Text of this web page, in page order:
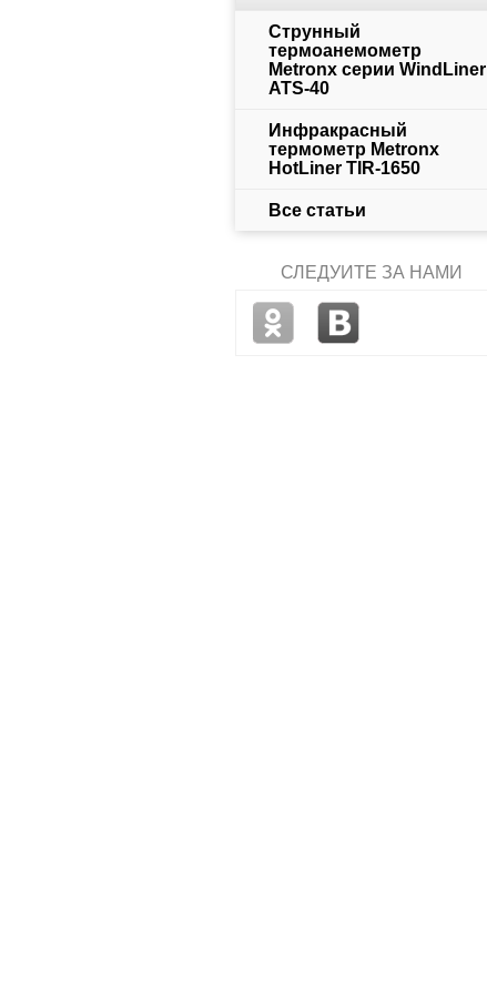
Струнный
термоанемометр
Metronx серии WindLiner
ATS-40
Инфракрасный
термометр Metronx
HotLiner TIR-1650
Все статьи
СЛЕДУЙТЕ ЗА НАМИ